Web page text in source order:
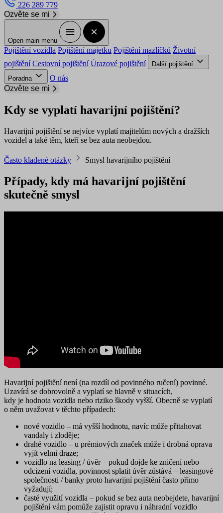
226 289 779
Ozvěte se mi
Open main menu
Pojištění vozidla Pojištění majetku Pojištění mazlíčků Životní
pojištění Cestovní pojištění Úrazové pojištění
Další pojištění
Poradna
O nás
Ozvěte se mi
Kdy se vyplatí havarijní pojištění?
Havarijní pojištění se nejvíce vyplatí majitelům nových a dražších
vozidel a také těm, kteří se bez auta neobejdou.
Často kladené otázky Smysl havarijního pojištění
Případy, kdy má havarijní pojištění
skutečně smysl
Havarijní pojištění není (na rozdíl od povinného ručení) povinné.
Uzavírá se dobrovolně a vyplatí se hlavně v situacích,
kdy je hodnota vozidla nebo riziko škody vyšší. Obecně se vyplatí
o něm uvažovat v těchto případech:
nové vozidlo – má vyšší hodnotu, navíc může přitahovat
vandaly i zloděje;
drahé vozidlo – u prémiových značek může i drobná oprava
vyjít velmi draze;
vozidlo na leasing / úvěr– pokud dojde ke zničení nebo
odcizení vozidla, povinnost splatit úvěr zůstává – leasingové
společnosti / banky proto havarijní pojištění často přímo
vyžadují;
časté využití vozidla – pokud se bez auta neobejdete, havarijní
pojištění vám pomůže zajistit opravu i náhradní vozidlo